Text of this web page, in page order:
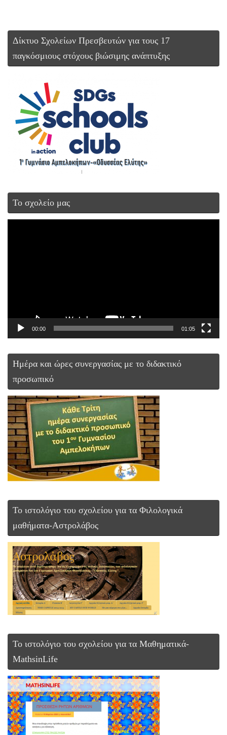
Δίκτυο Σχολείων Πρεσβευτών για τους 17
παγκόσμιους στόχους βιώσιμης ανάπτυξης
Το σχολείο μας
00:00 01:05
Ημέρα και ώρες συνεργασίας με το διδακτικό
προσωπικό
Το ιστολόγιο του σχολείου για τα Φιλολογικά
μαθήματα-Αστρολάβος
To ιστολόγιο του σχολείου για τα Μαθηματικά-
MathsinLife